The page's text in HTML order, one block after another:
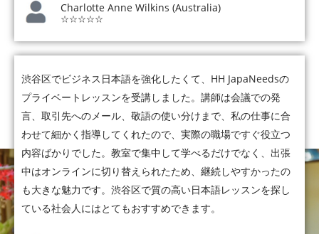
Charlotte Anne Wilkins (Australia)
☆☆☆☆☆
渋谷区でビジネス日本語を強化したくて、HH JapaNeedsの
プライベートレッスンを受講しました。講師は会議での発
言、取引先へのメール、敬語の使い分けまで、私の仕事に合
わせて細かく指導してくれたので、実際の職場ですぐ役立つ
内容ばかりでした。教室で集中して学べるだけでなく、出張
中はオンラインに切り替えられたため、継続しやすかったの
も大きな魅力です。渋谷区で質の高い日本語レッスンを探し
ている社会人にはとてもおすすめできます。